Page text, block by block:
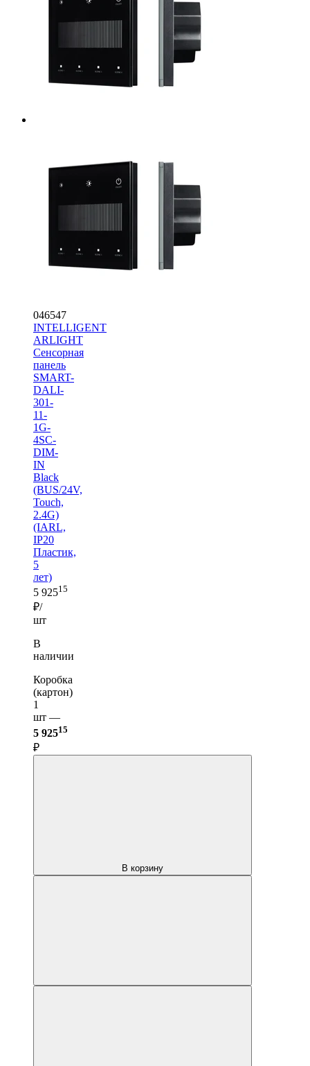
046547
INTELLIGENT
ARLIGHT
Сенсорная
панель
SMART-
DALI-
301-
11-
1G-
4SC-
DIM-
IN
Black
(BUS/24V,
Touch,
2.4G)
(IARL,
IP20
Пластик,
5
лет)
5 92515
₽/
шт
В
наличии
Коробка
(картон)
1
шт —
5 92515
₽
В корзину